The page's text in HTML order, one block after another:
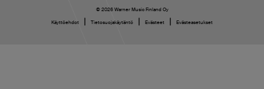
© 2026 Warner Music Finland Oy
Käyttöehdot | Tietosuojakäytäntö | Evästeet | Evästeasetukset